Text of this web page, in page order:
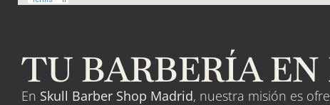
TU BARBERÍA
En Skull Barber Shop Madrid, nuestra misión es